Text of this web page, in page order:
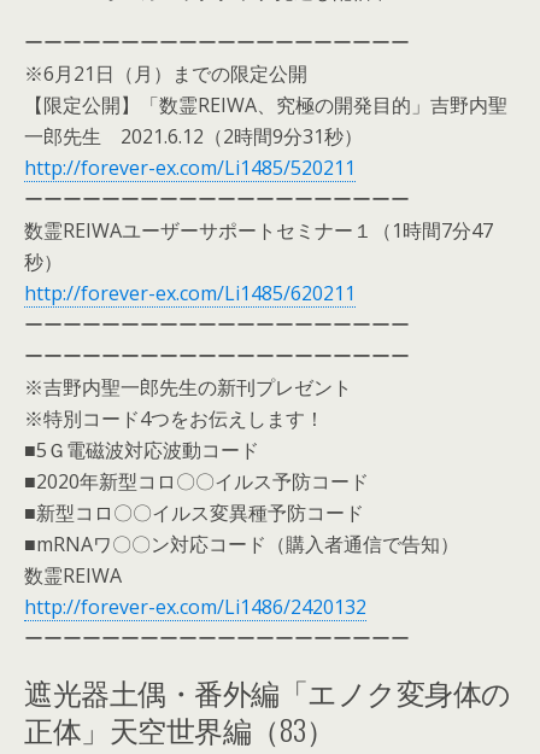
ーーーーーーーーーーーーーーーーーーーー
※6月21日（月）までの限定公開
【限定公開】「数霊REIWA、究極の開発目的」吉野内聖
一郎先生 2021.6.12（2時間9分31秒）
http://forever-ex.com/Li1485/520211
ーーーーーーーーーーーーーーーーーーーー
数霊REIWAユーザーサポートセミナー１（1時間7分47
秒）
http://forever-ex.com/Li1485/620211
ーーーーーーーーーーーーーーーーーーーー
ーーーーーーーーーーーーーーーーーーーー
※吉野内聖一郎先生の新刊プレゼント
※特別コード4つをお伝えします！
■5Ｇ電磁波対応波動コード
■2020年新型コロ〇〇イルス予防コード
■新型コロ〇〇イルス変異種予防コード
■mRNAワ〇〇ン対応コード（購入者通信で告知）
数霊REIWA
http://forever-ex.com/Li1486/2420132
ーーーーーーーーーーーーーーーーーーーー
遮光器土偶・番外編「エノク変身体の
正体」天空世界編（83）